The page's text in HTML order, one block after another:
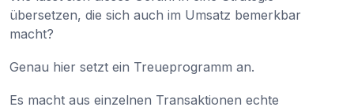
übersetzen, die sich auch im Umsatz bemerkbar
macht?
Genau hier setzt ein Treueprogramm an.
Es macht aus einzelnen Transaktionen echte